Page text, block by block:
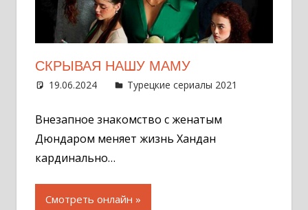
СКРЫВАЯ НАШУ МАМУ
19.06.2024 Администратор
Турецкие сериалы 2021
Внезапное знакомство с женатым
Дюндаром меняет жизнь Хандан
кардинально…
Смотреть онлайн